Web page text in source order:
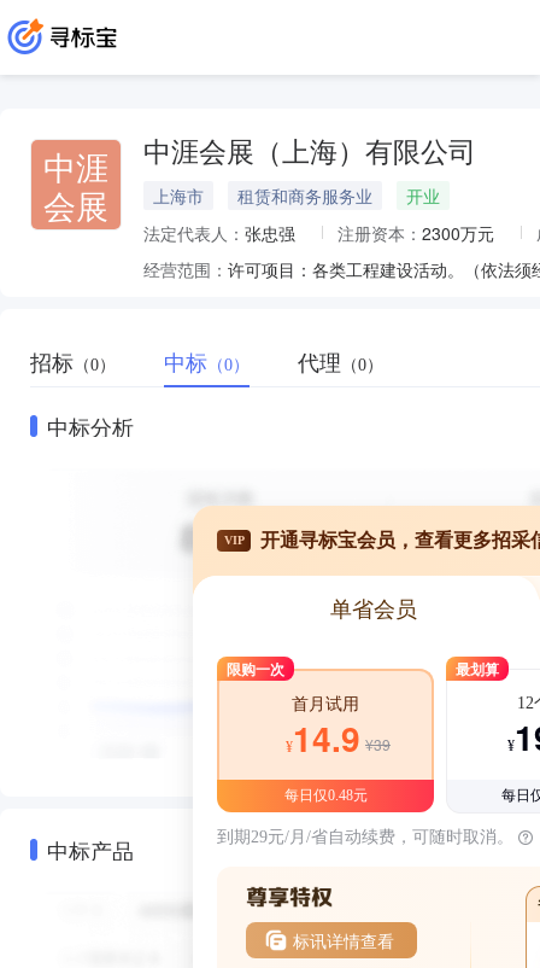
中涯
会展
中涯会展（上海）有限公司
上海市 租赁和商务服务业
开业
法定代表人： 张忠强 注册资本： 2300万元
经营范围：
招标 （0） 中标 （0） 代理 （0）
中标分析
中标产品
VIP 开通寻标宝会员，查看更多招采
单省会员
限购一次
首月试用
¥14.9 ¥39
每日仅0.48元
最划算
12
¥
每日
到期29元/月/省自动续费，可随时取消。
标讯详情查看